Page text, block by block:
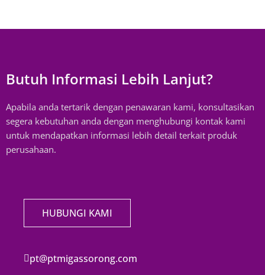
Butuh Informasi Lebih Lanjut?
Apabila anda tertarik dengan penawaran kami, konsultasikan
segera kebutuhan anda dengan menghubungi kontak kami
untuk mendapatkan informasi lebih detail terkait produk
perusahaan.
HUBUNGI KAMI
pt@ptmigassorong.com